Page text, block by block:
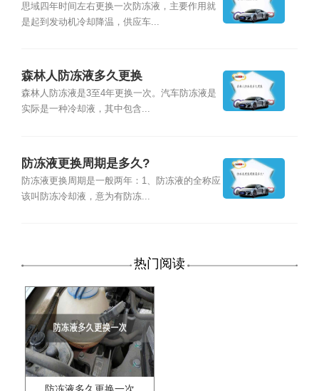
思域四年时间左右更换一次防冻液，主要作用就
是起到发动机冷却降温，供应车...
森林人防冻液多久更换
森林人防冻液是3至4年更换一次。汽车防冻液是
实际是一种冷却液，其中包含...
防冻液更换周期是多久?
防冻液更换周期是一般两年：1、防冻液的全称应
该叫防冻冷却液，意为有防冻...
热门阅读
防冻液多久更换一次